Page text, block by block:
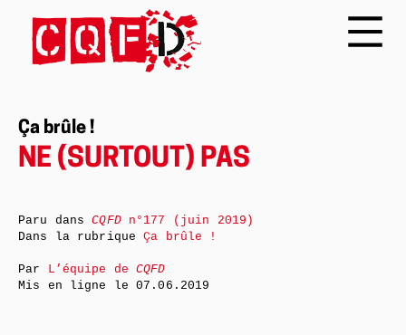
Ça brûle !
NE (SURTOUT) PAS
Paru dansCQFDn°177 (juin 2019)
Dans la rubriqueÇa brûle !
Par L’équipe deCQFD
Mis en ligne le07.06.2019